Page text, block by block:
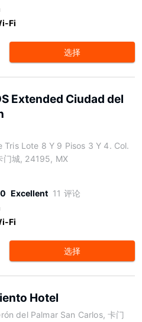
Fi
选择
Extended Ciudad del
Tris Lote 8 Y 9 Pisos 3 Y 4. Col.
门城, 24195, MX
Excellent 11 评论
Fi
选择
Hotel
del Palmar San Carlos, 卡门